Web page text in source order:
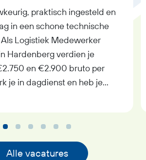
praktisch ingesteld en
in een schone technische
Logistiek Medewerker
Hardenberg verdien je
en €2.900 bruto per
je in dagdienst en heb je
Dagdienst krijg je
pensioenopbouw
Alle vacatures